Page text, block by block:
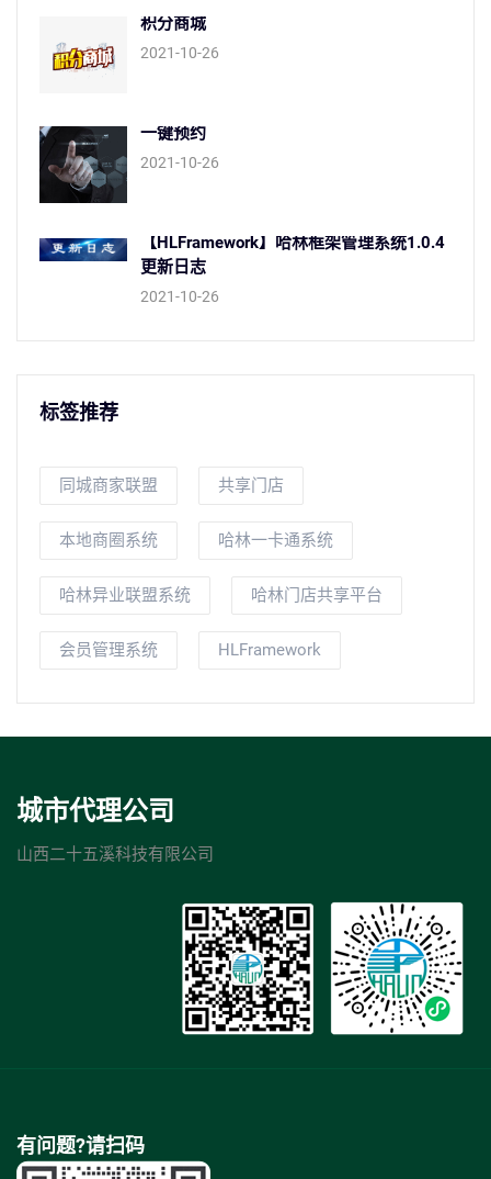
积分商城
2021-10-26
一键预约
2021-10-26
【HLFramework】哈林框架管理系统1.0.4
更新日志
2021-10-26
标签推荐
同城商家联盟 共享门店
本地商圈系统 哈林一卡通系统
哈林异业联盟系统 哈林门店共享平台
会员管理系统 HLFramework
城市代理公司
山西二十五溪科技有限公司
有问题?请扫码